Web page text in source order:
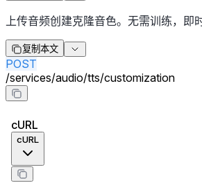
上传音频创建克隆音色。无需训练，即
复制本文
POST
/services/audio/tts/customization
cURL
cURL